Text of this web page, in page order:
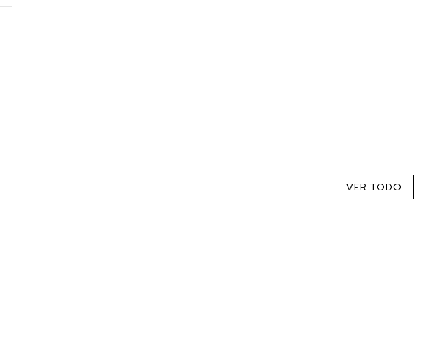
VER TODO